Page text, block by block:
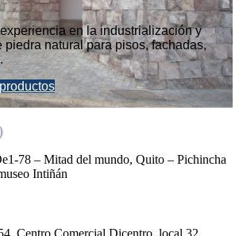
en la industrialización y
natural para pisos, fachadas,
78 – Mitad del mundo, Quito – Pichincha
Intiñán
Centro Comercial Dicentro, local 32